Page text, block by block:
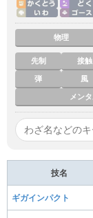
物理
先制 接触
弾 風
メン
技名
ギガインパクト